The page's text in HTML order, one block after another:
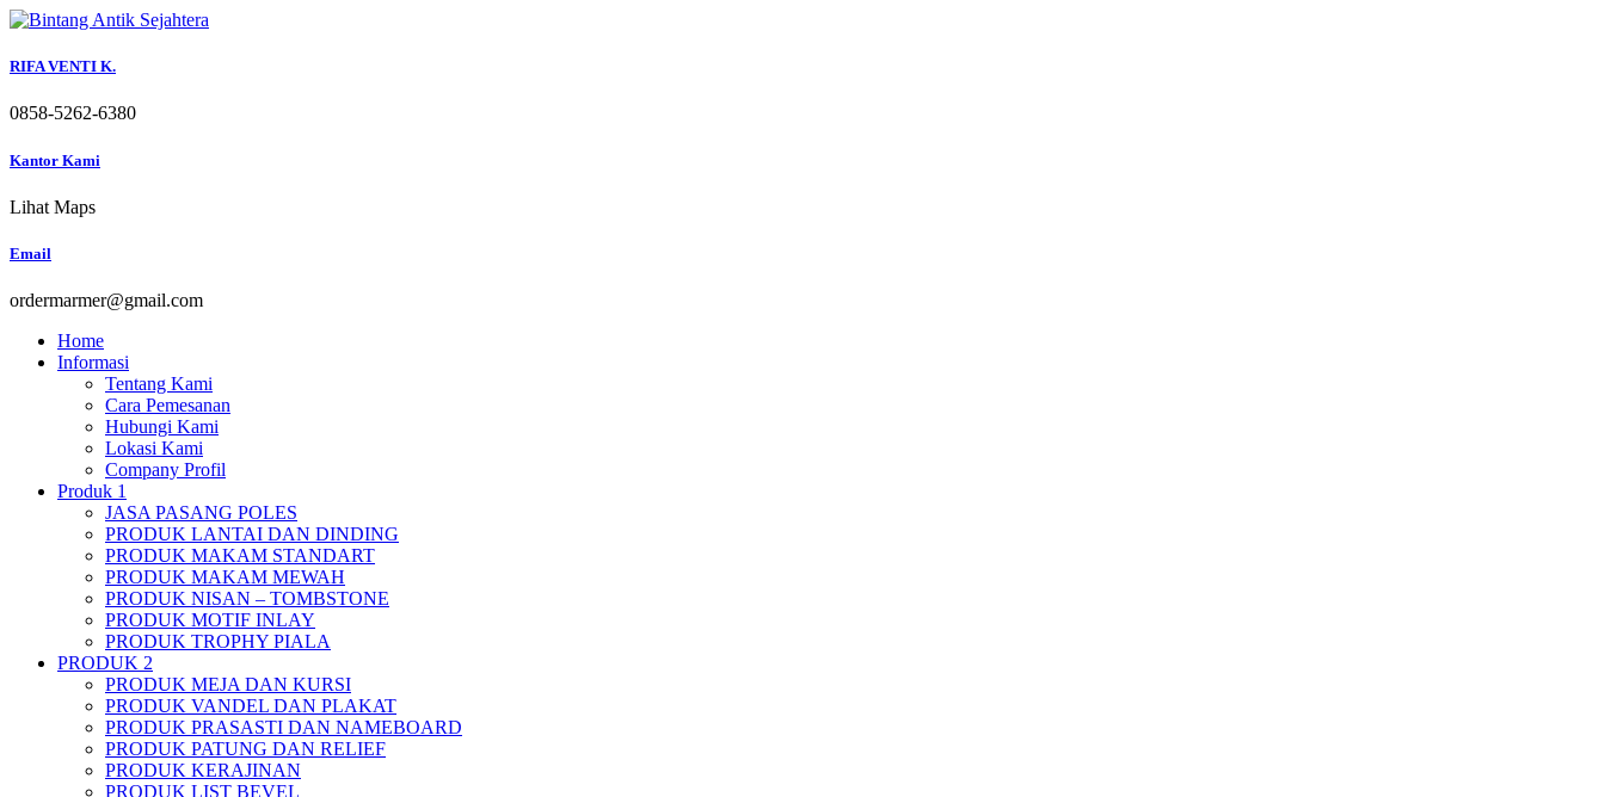
Skip
content
RIFA VENTI K.
0858-5262-6380
Kantor Kami
Lihat Maps
Email
ordermarmer@gmail.com
Home
Informasi
Tentang Kami
Cara Pemesanan
Hubungi Kami
Lokasi Kami
Company Profil
Produk 1
JASA PASANG POLES
PRODUK LANTAI DAN DINDING
PRODUK MAKAM STANDART
PRODUK MAKAM MEWAH
PRODUK NISAN – TOMBSTONE
PRODUK MOTIF INLAY
PRODUK TROPHY PIALA
PRODUK 2
PRODUK MEJA DAN KURSI
PRODUK VANDEL DAN PLAKAT
PRODUK PRASASTI DAN NAMEBOARD
PRODUK PATUNG DAN RELIEF
PRODUK KERAJINAN
PRODUK LIST BEVEL